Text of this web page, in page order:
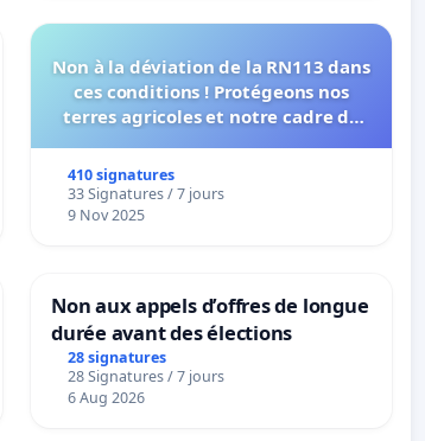
Non à la déviation de la RN113 dans
ces conditions ! Protégeons nos
terres agricoles et notre cadre de
410 signatures
33 Signatures / 7 jours
9 Nov 2025
Non aux appels d’offres de longue
durée avant des élections
28 signatures
28 Signatures / 7 jours
6 Aug 2026